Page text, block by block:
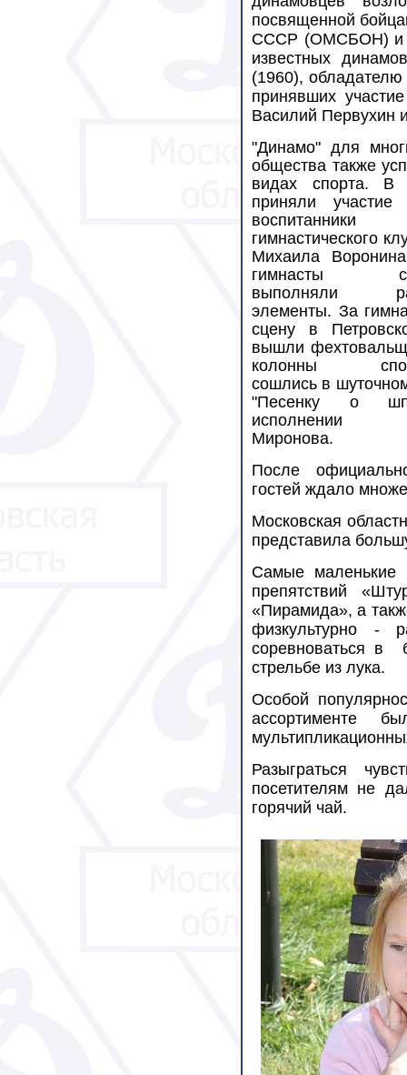
посвященной
СССР (ОМСБОН)
известных
(1960),
принявших
Василий Первухин
"Динамо" для
общества также
видах спорта. В
приняли участие
воспитанники
гимнастического
Михаила
гимнасты
выполняли
элементы. За
сцену в
вышли
колонны
сошлись в
"Песенку о
исполнении
Миронова.
После
гостей ждало
Московская
представила
Самые маленькие
препятствий
«Пирамида», а
физкультурно -
соревноваться в
стрельбе из лука.
Особой
ассортименте
Разыграться
посетителям не
горячий чай.